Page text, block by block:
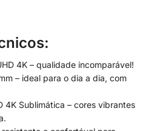
4K – qualidade incomparável!
– ideal para o dia a dia, com
4K Sublimática – cores vibrantes